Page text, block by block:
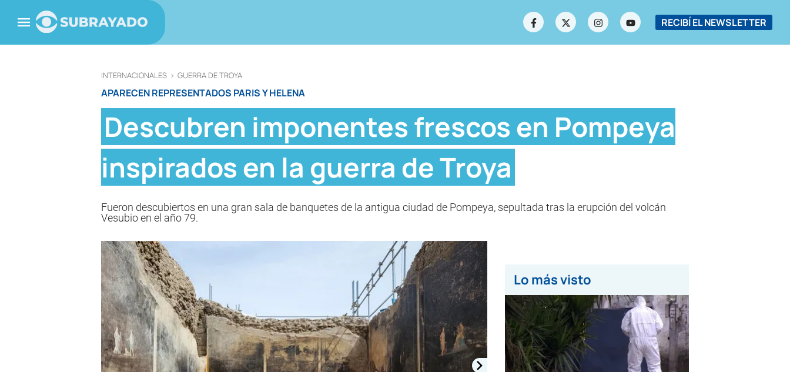
RECIBÍ EL NEWSLETTER
INTERNACIONALES > GUERRA DE TROYA
APARECEN REPRESENTADOS PARIS Y HELENA
Descubren imponentes frescos en Pompeya
inspirados en la guerra de Troya
Fueron descubiertos en una gran sala de banquetes de la antigua ciudad de Pompeya, sepultada tras la erupción del volcán
Vesubio en el año 79.
Lo más visto